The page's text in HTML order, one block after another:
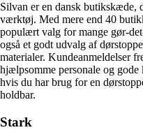
Silvan er en dansk butikskæde,
værktøj. Med mere end 40
populært valg for mange gør-
også et godt udvalg af
materialer. Kundeanmeldelser
hjælpsomme personale og
hvis du har brug for en
holdbar.
Stark